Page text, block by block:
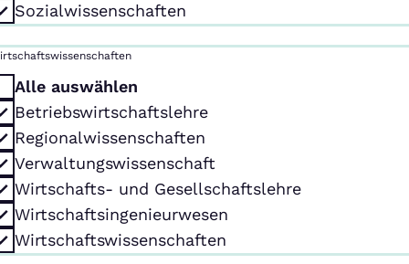
Sozialwissenschaften
Alle auswählen
Betriebswirtschaftslehre
Regionalwissenschaften
Verwaltungswissenschaft
Wirtschafts- und Gesellschaftslehre
Wirtschaftsingenieurwesen
Wirtschaftswissenschaften